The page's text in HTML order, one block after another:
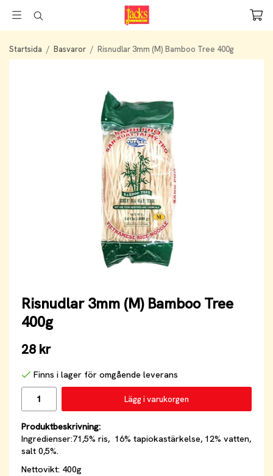
Startsida / Basvaror / Risnudlar 3mm (M) Bamboo Tree 400g
Risnudlar 3mm (M) Bamboo Tree
400g
28 kr
Finns i lager för omgående leverans
Lägg i varukorgen
Produktbeskrivning:
Ingredienser:71,5% ris, 16% tapiokastärkelse, 12% vatten,
salt 0,5%.
Nettovikt: 400g